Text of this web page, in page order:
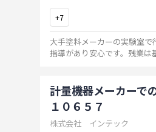
+7
大手塗料メーカーの実験室
指導があり安心です。残業
計量機器メーカーで
１０６５７
株式会社 インテック